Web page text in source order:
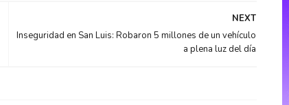
NEXT
Inseguridad en San Luis: Robaron 5 millones de un vehículo
a plena luz del día